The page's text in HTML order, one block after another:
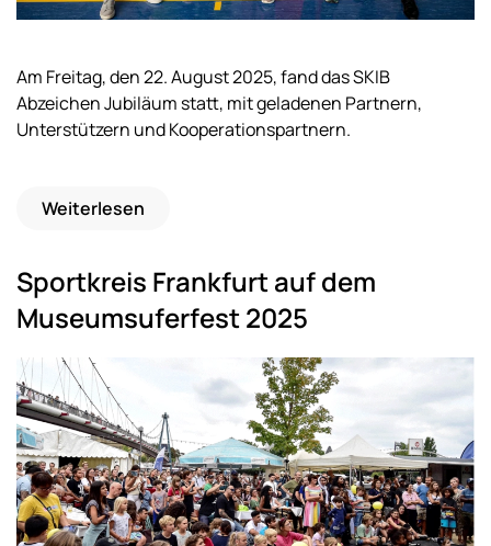
Am Freitag, den 22. August 2025, fand das SKIB
Abzeichen Jubiläum statt, mit geladenen Partnern,
Unterstützern und Kooperationspartnern.
Weiterlesen
Sportkreis Frankfurt auf dem
Museumsuferfest 2025